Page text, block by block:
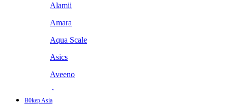
Alamii
Amara
Aqua Scale
Asics
Aveeno
Awan
B0kep Asia